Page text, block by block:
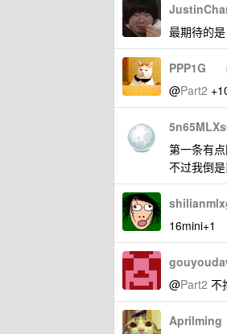
最期待的
PPP1G
@Part2
第一条有
不过我倒
16mini+1
@Part2 不
Aprilming